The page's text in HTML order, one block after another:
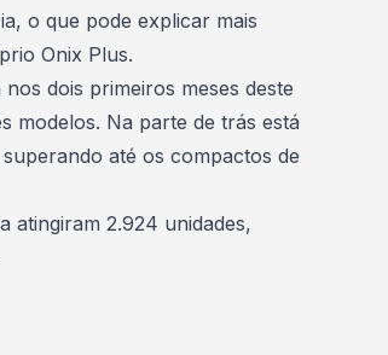
, o que pode explicar mais
Onix Plus.
dois primeiros meses deste
modelos. Na parte de trás está
até os compactos de
atingiram 2.924 unidades,